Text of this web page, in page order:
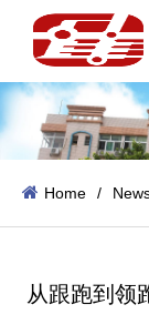
Home /
从跟跑到领